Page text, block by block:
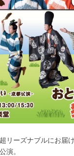
リーズナブルにお届
演。